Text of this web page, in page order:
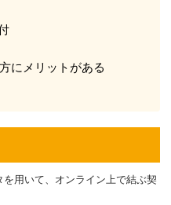
にメリットがある
用いて、オンライン上で結ぶ契